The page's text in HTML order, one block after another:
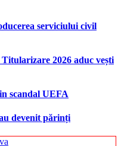
serviciului civil
2026 aduc vești
scandal UEFA
devenit părinți